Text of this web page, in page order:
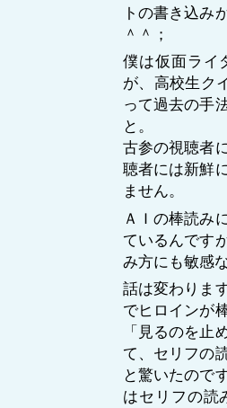
トの書き込み
＾＾；
僕は仮面ライ
が、高校生ク
って過去の手
と。
古参の視聴者
聴者には新鮮
ません。
ＡＩの棒読み
ているんです
み方にも敏感
話は変わりま
でヒロインが
「見るのを止
て、セリフの
と驚いたので
はセリフの読